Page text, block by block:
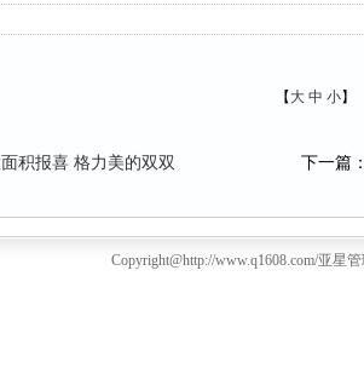
【 大 中 小】
积报喜 格力美的双双 下一篇
Copyright@http://www.q1608.com/亚星